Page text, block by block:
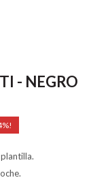
- NEGRO